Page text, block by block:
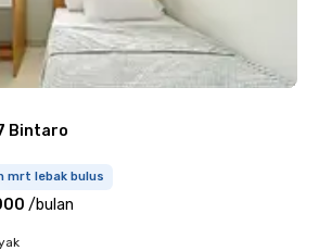
Bintaro
mrt lebak bulus
/bulan